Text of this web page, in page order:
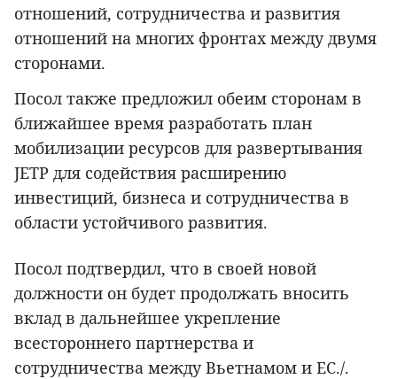
отношений, сотрудничества и развития
отношений на многих фронтах между двумя
сторонами.
Посол также предложил обеим сторонам в
ближайшее время разработать план
мобилизации ресурсов для развертывания
JETP для содействия расширению
инвестиций, бизнеса и сотрудничества в
области устойчивого развития.
Посол подтвердил, что в своей новой
должности он будет продолжать вносить
вклад в дальнейшее укрепление
всестороннего партнерства и
сотрудничества между Вьетнамом и ЕС./.